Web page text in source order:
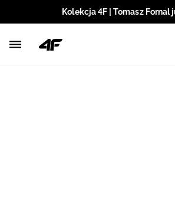
Kolekcja 4F | Tomasz Fornal